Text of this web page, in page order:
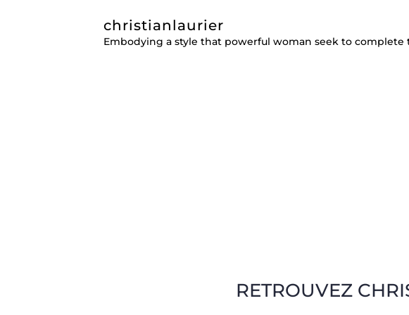
christianlaurier
Embodying a style that powerful woman seek to complete
RETROUVEZ